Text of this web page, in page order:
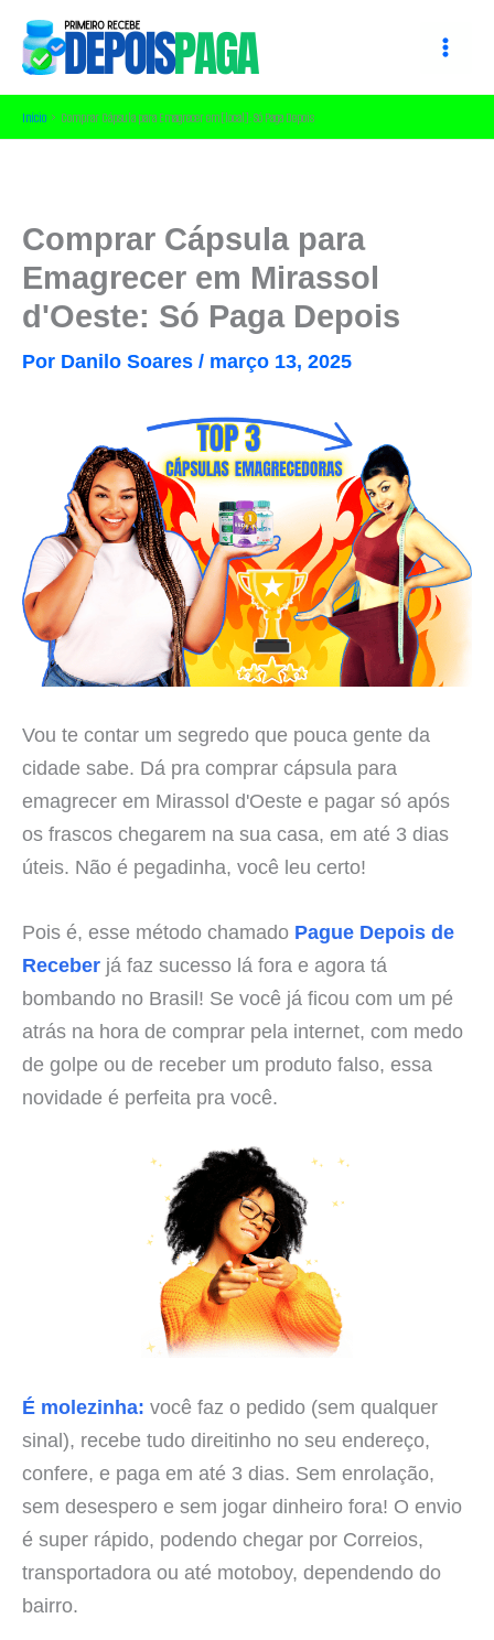
para
conteúdo
Início Comprar Cápsula para Emagrecer em [local]: Só Paga Depois
Comprar Cápsula para
Emagrecer em Mirassol
d'Oeste: Só Paga Depois
Por Danilo Soares / março 13, 2025
Vou te contar um segredo que pouca gente da
cidade sabe. Dá pra comprar cápsula para
emagrecer em Mirassol d'Oeste e pagar só após
os frascos chegarem na sua casa, em até 3 dias
úteis. Não é pegadinha, você leu certo!
Pois é, esse método chamado Pague Depois de
Receber já faz sucesso lá fora e agora tá
bombando no Brasil! Se você já ficou com um pé
atrás na hora de comprar pela internet, com medo
de golpe ou de receber um produto falso, essa
novidade é perfeita pra você.
É molezinha: você faz o pedido (sem qualquer
sinal), recebe tudo direitinho no seu endereço,
confere, e paga em até 3 dias. Sem enrolação,
sem desespero e sem jogar dinheiro fora! O envio
é super rápido, podendo chegar por Correios,
transportadora ou até motoboy, dependendo do
bairro.